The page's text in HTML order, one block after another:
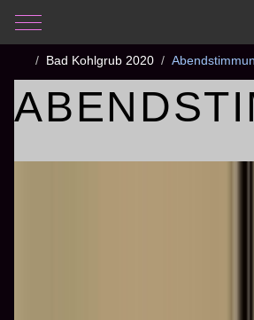
Mobile Menu Toggle
Aktuelle Seite:
Bad Kohlgrub 2020